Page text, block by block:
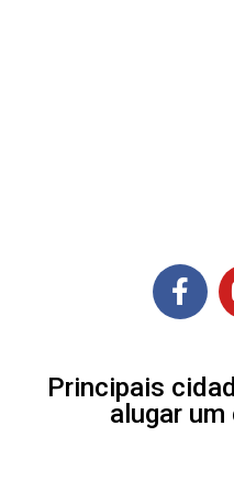
Principais
alugar